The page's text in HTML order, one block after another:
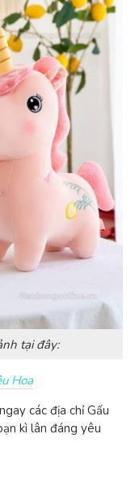
tại đây:
Hoa
các địa chỉ Gấu
kì lân đáng yêu